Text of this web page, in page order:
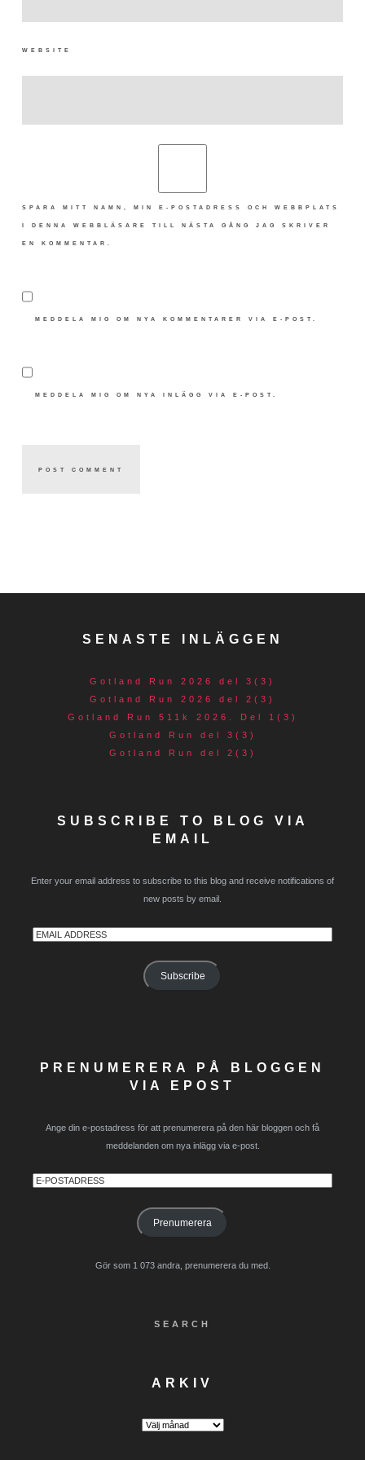
WEBSITE
SPARA MITT NAMN, MIN E-POSTADRESS OCH WEBBPLATS
I DENNA WEBBLÄSARE TILL NÄSTA GÅNG JAG SKRIVER
EN KOMMENTAR.
MEDDELA MIG OM NYA KOMMENTARER VIA E-POST.
MEDDELA MIG OM NYA INLÄGG VIA E-POST.
SENASTE INLÄGGEN
Gotland Run 2026 del 3(3)
Gotland Run 2026 del 2(3)
Gotland Run 511k 2026. Del 1(3)
Gotland Run del 3(3)
Gotland Run del 2(3)
SUBSCRIBE TO BLOG VIA
EMAIL
Enter your email address to subscribe to this blog and receive notifications of
new posts by email.
Email
Subscribe
PRENUMERERA PÅ BLOGGEN
VIA EPOST
Ange din e-postadress för att prenumerera på den här bloggen och få
meddelanden om nya inlägg via e-post.
E-
Prenumerera
Gör som 1 073 andra, prenumerera du med.
SEARCH
ARKIV
Arkiv